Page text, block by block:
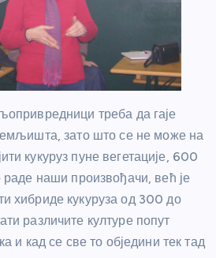
треба да гаје
зато што се не може на
кукуруз пуне вегетације, 600
наши произвођачи, већ је
хибриде кукуруза од 300 до
различите културе попут
и кад се све то обједини тек тад